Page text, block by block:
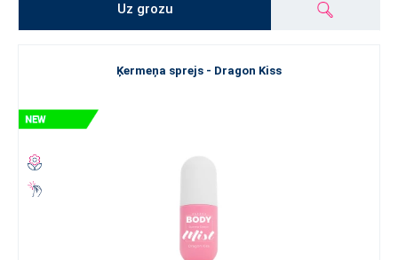
Uz grozu
Ķermeņa sprejs - Dragon Kiss